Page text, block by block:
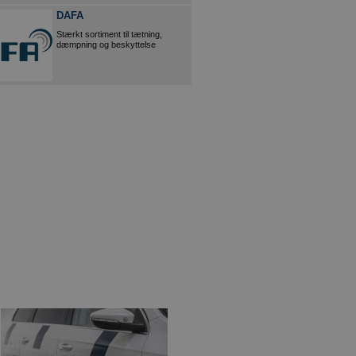
DAFA
Stærkt sortiment til tætning,
dæmpning og beskyttelse